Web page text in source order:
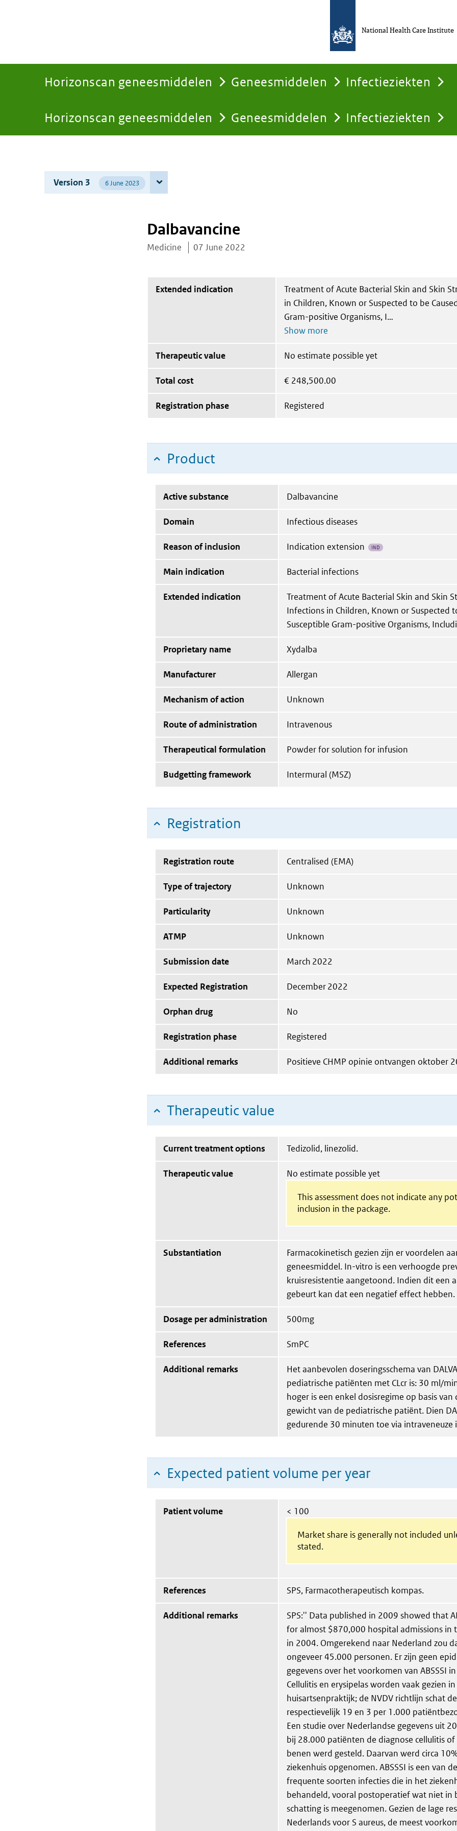
Horizonscan geneesmiddelen Geneesmiddelen Infectieziekten
You
here:
Horizonscan geneesmiddelen Geneesmiddelen Infectieziekten
National Health Care Institute
Version 3 6 June 2023
Dalbavancine
Medicine 07 June 2022
Extended indication
Treatment of Acute Bacterial Skin and Skin
in Children, Known or Suspected to be
Gram-positive Organisms, I
Therapeutic value No estimate possible yet
Total cost € 248,500.00
Registration phase Registered
Product
Active substance Dalbavancine
Domain Infectious diseases
Reason of inclusion Indication extension IND
Main indication Bacterial infections
Extended indication
Treatment of Acute Bacterial Skin and Skin
Infections in Children, Known or Suspected
Susceptible Gram-positive Organisms,
Proprietary name Xydalba
Manufacturer Allergan
Mechanism of action Unknown
Route of administration Intravenous
Therapeutical formulation Powder for solution for infusion
Budgetting framework Intermural (MSZ)
Registration
Registration route Centralised (EMA)
Type of trajectory Unknown
Particularity Unknown
ATMP Unknown
Submission date March 2022
Expected Registration December 2022
Orphan drug No
Registration phase Registered
Additional remarks Positieve CHMP opinie ontvangen oktober
Therapeutic value
Current treatment options Tedizolid, linezolid.
Therapeutic value No estimate possible yet
This assessment does not indicate any
inclusion in the package.
Substantiation
Farmacokinetisch gezien zijn er voordelen
geneesmiddel. In-vitro is een verhoogde
kruisresistentie aangetoond. Indien dit een
gebeurt kan dat een negatief effect hebben.
Dosage per administration 500mg
References SmPC
Additional remarks
Het aanbevolen doseringsschema van
pediatrische patiënten met CLcr is: 30 ml/
hoger is een enkel dosisregime op basis
gewicht van de pediatrische patiënt. Dien
gedurende 30 minuten toe via intraveneuze
Expected patient volume per year
Patient volume < 100
Market share is generally not included
stated.
References SPS, Farmacotherapeutisch kompas.
Additional remarks
SPS:'' Data published in 2009 showed that
for almost $870,000 hospital admissions in
in 2004. Omgerekend naar Nederland zou
ongeveer 45.000 personen. Er zijn geen
gegevens over het voorkomen van ABSSSI
Cellulitis en erysipelas worden vaak gezien
huisartsenpraktijk; de NVDV richtlijn schat
respectievelijk 19 en 3 per 1.000
Een studie over Nederlandse gegevens uit
bij 28.000 patiënten de diagnose cellulitis of
benen werd gesteld. Daarvan werd circa
ziekenhuis opgenomen. ABSSSI is een van
frequente soorten infecties die in het
behandeld, vooral postoperatief wat niet in
schatting is meegenomen. Gezien de lage
Nederlands voor S aureus, de meest